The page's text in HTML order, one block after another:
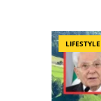
LIFESTYLE